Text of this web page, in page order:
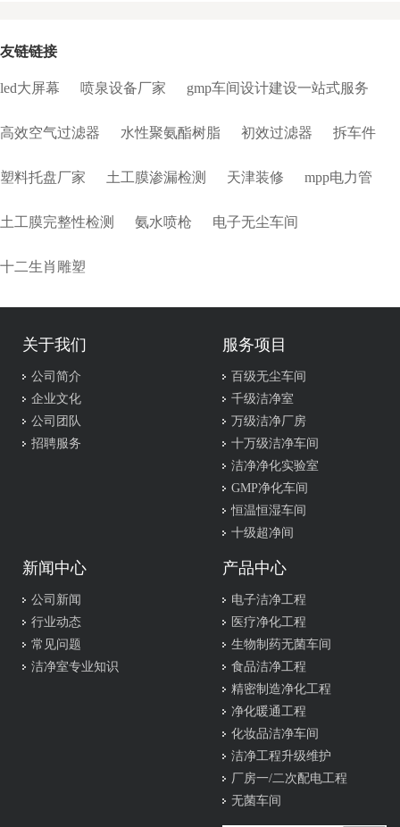
友链链接
led大屏幕 喷泉设备厂家 gmp车间设计建设一站式服务
高效空气过滤器 水性聚氨酯树脂 初效过滤器 拆车件
塑料托盘厂家 土工膜渗漏检测 天津装修 mpp电力管
土工膜完整性检测 氨水喷枪 电子无尘车间
十二生肖雕塑
关于我们
公司简介
企业文化
公司团队
招聘服务
服务项目
百级无尘车间
千级洁净室
万级洁净厂房
十万级洁净车间
洁净净化实验室
GMP净化车间
恒温恒湿车间
十级超净间
新闻中心
公司新闻
行业动态
常见问题
洁净室专业知识
产品中心
电子洁净工程
医疗净化工程
生物制药无菌车间
食品洁净工程
精密制造净化工程
净化暖通工程
化妆品洁净车间
洁净工程升级维护
厂房一/二次配电工程
无菌车间